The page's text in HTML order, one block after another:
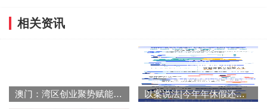
相关资讯
澳门：湾区创业聚势赋能 科创引擎动力澎湃 以案说法|今年年休假还没休？这些问题应知晓